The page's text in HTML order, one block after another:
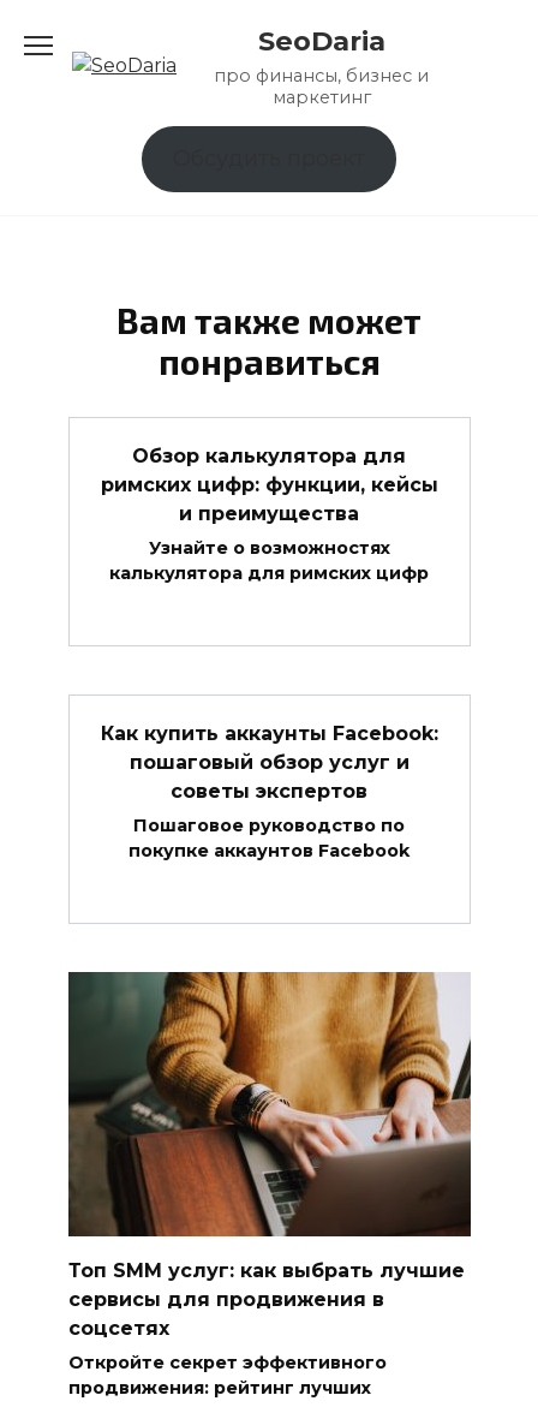
содержанию
SeoDaria
про финансы, бизнес и
маркетинг
Вам также может
понравиться
Обзор калькулятора для
римских цифр: функции, кейсы
и преимущества
Узнайте о возможностях
калькулятора для римских цифр
Как купить аккаунты Facebook:
пошаговый обзор услуг и
советы экспертов
Пошаговое руководство по
покупке аккаунтов Facebook
Топ SMM услуг: как выбрать лучшие
сервисы для продвижения в
соцсетях
Откройте секрет эффективного
продвижения: рейтинг лучших